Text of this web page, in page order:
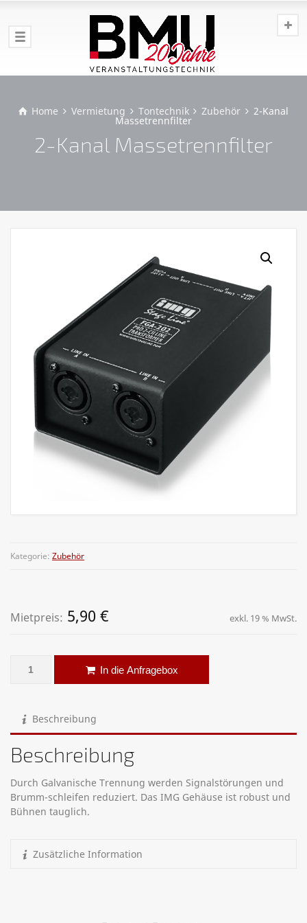
Home Vermietung Tontechnik Zubehör 2-Kanal
Massetrennfilter
2-Kanal Massetrennfilter
Kategorie: Zubehör
Mietpreis: 5,90 € exkl. 19 % MwSt.
2-Kanal Massetrennfilter Menge
In die Anfragebox
Beschreibung
Beschreibung
Durch Galvanische Trennung werden Signalstörungen und
Brumm-schleifen reduziert. Das IMG Gehäuse ist robust und
Bühnen tauglich.
Zusätzliche Information